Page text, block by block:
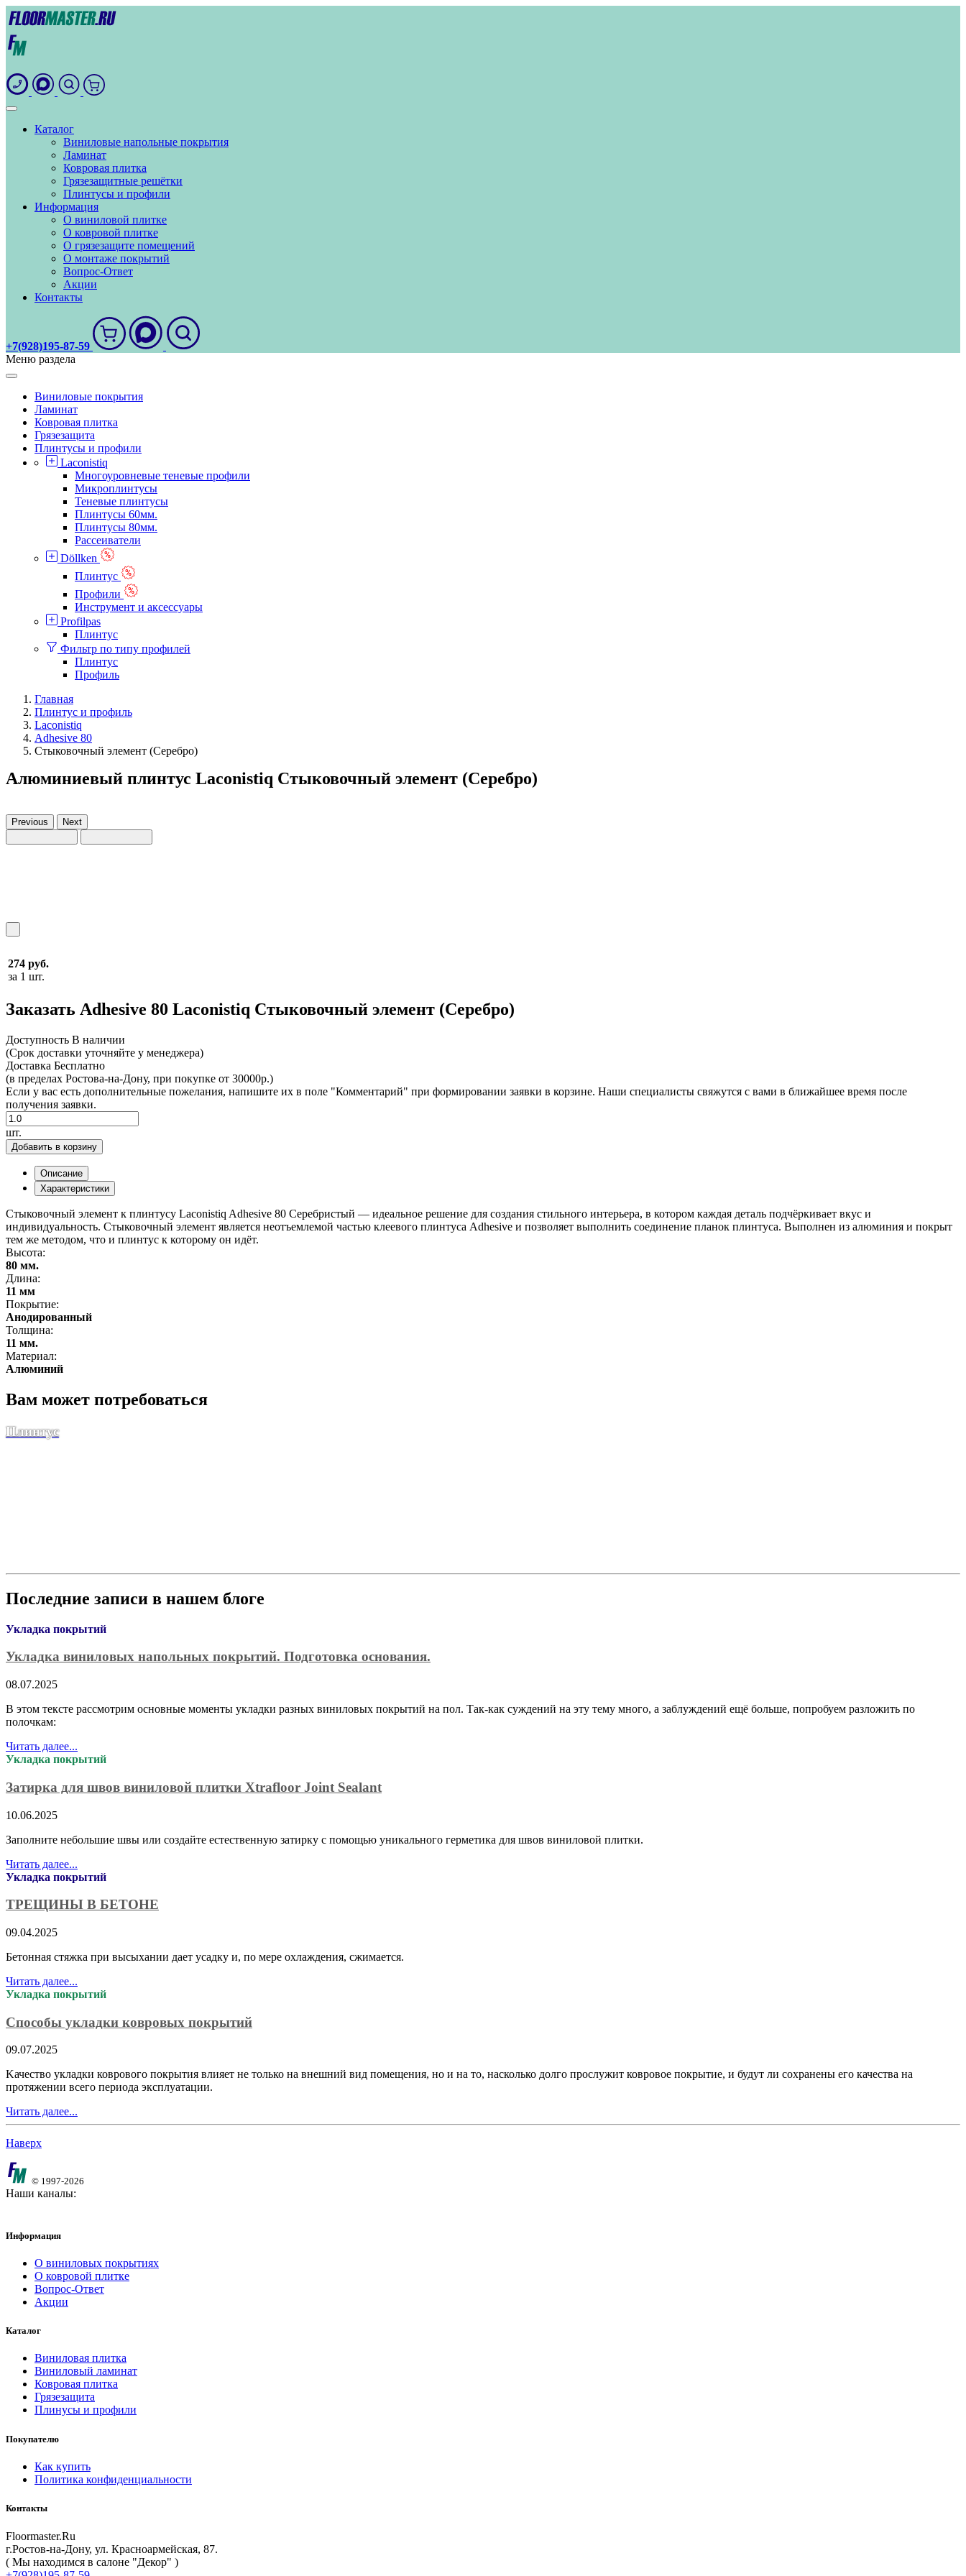
Каталог
Виниловые напольные покрытия
Ламинат
Ковровая плитка
Грязезащитные решётки
Плинтусы и профили
Информация
О виниловой плитке
О ковровой плитке
О грязезащите помещений
О монтаже покрытий
Вопрос-Ответ
Акции
Контакты
+7(928)195-87-59
Меню раздела
Виниловые покрытия
Ламинат
Ковровая плитка
Грязезащита
Плинтусы и профили
Laconistiq
Многоуровневые теневые профили
Микроплинтусы
Теневые плинтусы
Плинтусы 60мм.
Плинтусы 80мм.
Рассеиватели
Döllken
Плинтус
Профили
Инструмент и аксессуары
Profilpas
Плинтус
Фильтр по типу профилей
Плинтус
Профиль
Главная
Плинтус и профиль
Laconistiq
Adhesive 80
Стыковочный элемент (Серебро)
Алюминиевый плинтус Laconistiq Стыковочный элемент (Серебро)
Previous Next
274 руб.
за 1 шт.
Заказать Adhesive 80 Laconistiq Стыковочный элемент (Серебро)
Доcтупность В наличии
(Срок доставки уточняйте у менеджера)
Доставка Бесплатно
(в пределах Ростова-на-Дону, при покупке от 30000р.)
Если у вас есть дополнительные пожелания, напишите их в поле "Комментарий" при формировании заявки в корзине. Наши специалисты свяжутся с вами в ближайшее время после
получения заявки.
шт.
Добавить в корзину
Описание
Характеристики
Стыковочный элемент к плинтусу Laconistiq Adhesive 80 Серебристый — идеальное решение для создания стильного интерьера, в котором каждая деталь подчёркивает вкус и
индивидуальность. Стыковочный элемент является неотъемлемой частью клеевого плинтуса Adhesive и позволяет выполнить соединение планок плинтуса. Выполнен из алюминия и покрыт
тем же методом, что и плинтус к которому он идёт.
Высота:
80 мм.
Длина:
11 мм
Покрытие:
Анодированный
Толщина:
11 мм.
Материал:
Алюминий
Вам может потребоваться
Плинтус
Последние записи в нашем блоге
Укладка покрытий
Укладка виниловых напольных покрытий. Подготовка основания.
08.07.2025
В этом тексте рассмотрим основные моменты укладки разных виниловых покрытий на пол. Так-как суждений на эту тему много, а заблуждений ещё больше, попробуем разложить по
полочкам:
Читать далее...
Укладка покрытий
Затирка для швов виниловой плитки Xtrafloor Joint Sealant
10.06.2025
Заполните небольшие швы или создайте естественную затирку с помощью уникального герметика для швов виниловой плитки.
Читать далее...
Укладка покрытий
ТРЕЩИНЫ В БЕТОНЕ
09.04.2025
Бетонная стяжка при высыхании дает усадку и, по мере охлаждения, сжимается.
Читать далее...
Укладка покрытий
Способы укладки ковровых покрытий
09.07.2025
Kачество укладки коврового покрытия влияет не только на внешний вид помещения, но и на то, насколько долго прослужит ковровое покрытие, и будут ли сохранены его качества на
протяжении всего периода эксплуатации.
Читать далее...
Наверх
© 1997-2026
Наши каналы:
Информация
О виниловых покрытиях
О ковровой плитке
Вопрос-Ответ
Акции
Каталог
Виниловая плитка
Виниловый ламинат
Ковровая плитка
Грязезащита
Плинусы и профили
Покупателю
Как купить
Политика конфиденциальности
Контакты
Floormaster.Ru
г.Ростов-на-Дону, ул. Красноармейская, 87.
( Мы находимся в салоне "Декор" )